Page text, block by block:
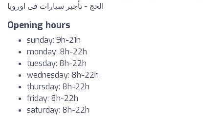
الحج - تأجير سيارات فى اوروبا
Opening hours
sunday: 9h-21h
monday: 8h-22h
tuesday: 8h-22h
wednesday: 8h-22h
thursday: 8h-22h
friday: 8h-22h
saturday: 8h-22h